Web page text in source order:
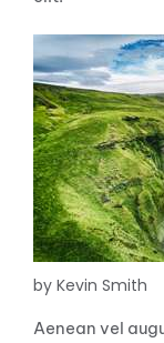
by Kevin Smith
Aenean vel